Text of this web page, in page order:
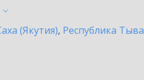
(Якутия), Республика Тыва